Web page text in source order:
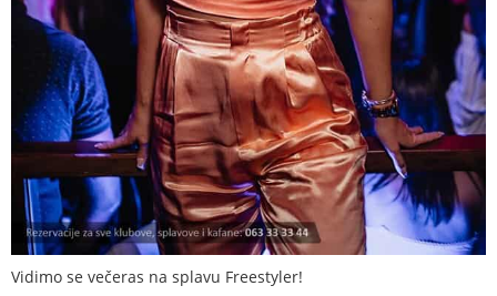
Vidimo se večeras na splavu Freestyler!